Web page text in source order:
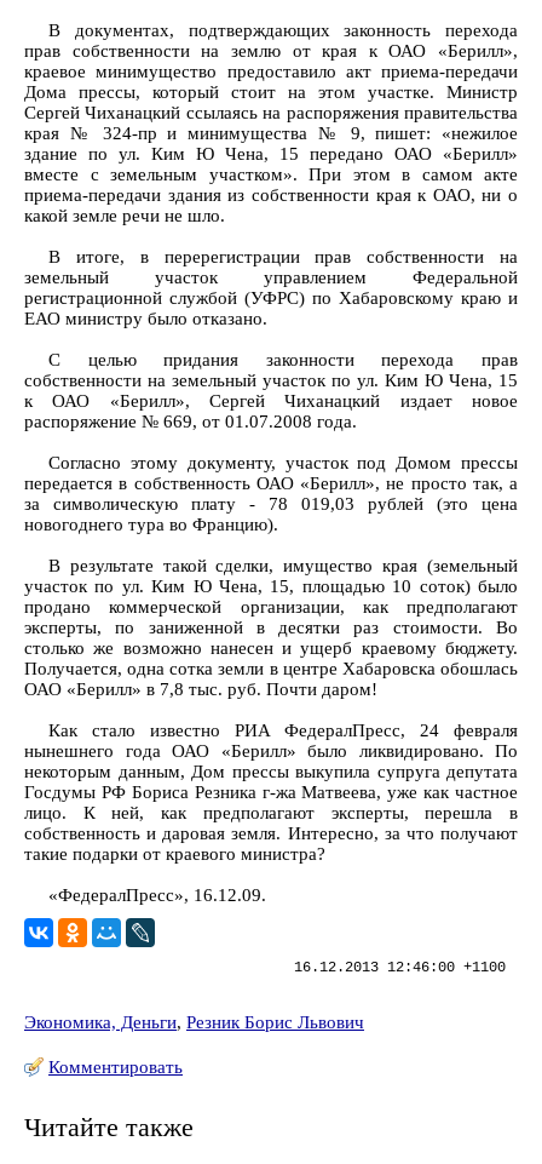
В документах, подтверждающих законность перехода
прав собственности на землю от края к ОАО «Берилл»,
краевое минимущество предоставило акт приема-передачи
Дома прессы, который стоит на этом участке. Министр
Сергей Чиханацкий ссылаясь на распоряжения правительства
края № 324-пр и минимущества № 9, пишет: «нежилое
здание по ул. Ким Ю Чена, 15 передано ОАО «Берилл»
вместе с земельным участком». При этом в самом акте
приема-передачи здания из собственности края к ОАО, ни о
какой земле речи не шло.
В итоге, в перерегистрации прав собственности на
земельный участок управлением Федеральной
регистрационной службой (УФРС) по Хабаровскому краю и
ЕАО министру было отказано.
С целью придания законности перехода прав
собственности на земельный участок по ул. Ким Ю Чена, 15
к ОАО «Берилл», Сергей Чиханацкий издает новое
распоряжение № 669, от 01.07.2008 года.
Согласно этому документу, участок под Домом прессы
передается в собственность ОАО «Берилл», не просто так, а
за символическую плату - 78 019,03 рублей (это цена
новогоднего тура во Францию).
В результате такой сделки, имущество края (земельный
участок по ул. Ким Ю Чена, 15, площадью 10 соток) было
продано коммерческой организации, как предполагают
эксперты, по заниженной в десятки раз стоимости. Во
столько же возможно нанесен и ущерб краевому бюджету.
Получается, одна сотка земли в центре Хабаровска обошлась
ОАО «Берилл» в 7,8 тыс. руб. Почти даром!
Как стало известно РИА ФедералПресс, 24 февраля
нынешнего года ОАО «Берилл» было ликвидировано. По
некоторым данным, Дом прессы выкупила супруга депутата
Госдумы РФ Бориса Резника г-жа Матвеева, уже как частное
лицо. К ней, как предполагают эксперты, перешла в
собственность и даровая земля. Интересно, за что получают
такие подарки от краевого министра?
«ФедералПресс», 16.12.09.
16.12.2013 12:46:00 +1100
Экономика, Деньги, Резник Борис Львович
Комментировать
Читайте также